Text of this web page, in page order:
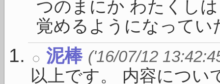
つのまにか わたくし
覚めるようになって
泥棒 ('16/07/12
以上です。 内容につい